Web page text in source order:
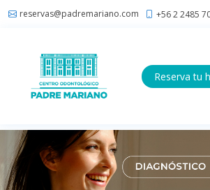
reservas@padremariano.com +56 2 2485
Reserva tu